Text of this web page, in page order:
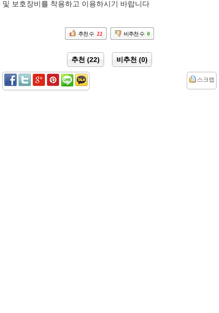
및 보호장비를 착용하고 이용하시기 바랍니다
추천 수 22 비추천 수 0
추천 (22) 비추천 (0)
스크랩